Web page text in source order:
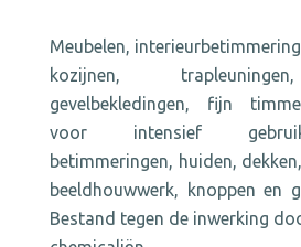
Meubelen,
kozijnen,
gevelbekledingen, fijn
voor intensief
betimmeringen, huiden,
beeldhouwwerk, knoppen en
Bestand tegen de inwerking